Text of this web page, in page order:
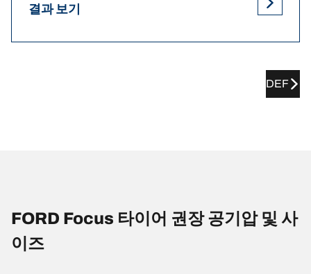
결과 보기
DEF
FORD Focus 타이어 권장 공기압 및 사
이즈